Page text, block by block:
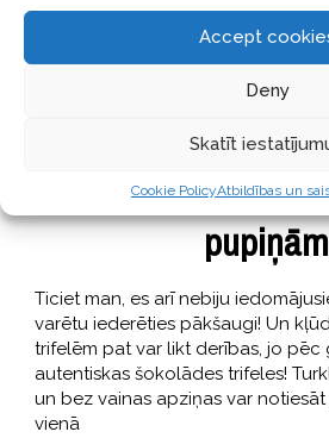
Accept
Deny
Skatīt
Cookie PolicyAtbildības un
Šokolādes trifeles
pupiņām
Ticiet man, es arī nebiju
varētu iederēties pākšaugi! Un
trifelēm pat var likt derības, jo pēc
autentiskas šokolādes trifeles!
un bez vainas apziņas var
vienā